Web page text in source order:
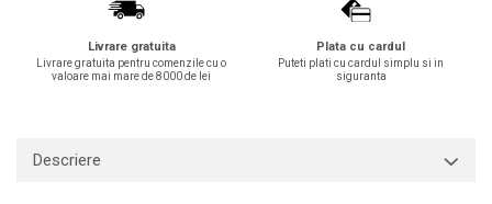
Lavoare incastrabile
Lavoare suspendate,semipiedestal
Bideuri
Vase WC
Livrare gratuita
Livrare gratuita pentru comenzile cu o
valoare mai mare de 8000 de lei
Plata cu cardul
Puteti plati cu cardul simplu si in
siguranta
Descriere